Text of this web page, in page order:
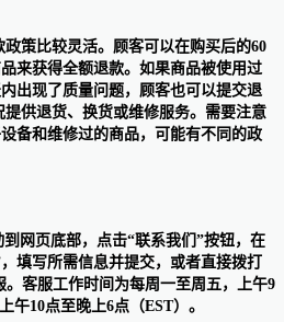
政策比较灵活。顾客可以在购买后的60
来获得全额退款。如果商品被使用过
出现了质量问题，顾客也可以提交退
供退货、换货或维修服务。需要注意
备和维修过的商品，可能有不同的政
到网页底部，点击“联系我们”按钮，在
填写所需信息并提交，或者直接拨打
。客服工作时间为每周一至周五，上午9
午10点至晚上6点（EST）。